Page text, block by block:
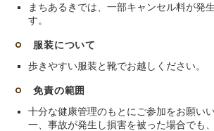
まちあるきでは、一部キャンセル料が発
す。
服装について
歩きやすい服装と靴でお越しください。
免責の範囲
十分な健康管理のもとにご参加をお願い
一、事故が発生し損害を被った場合でも